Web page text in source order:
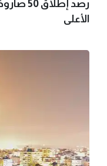
رصد
الأعلى